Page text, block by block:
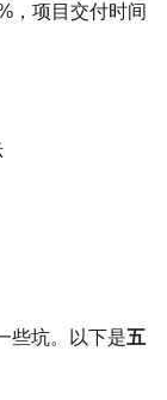
，项目交付时间
些坑。以下是五